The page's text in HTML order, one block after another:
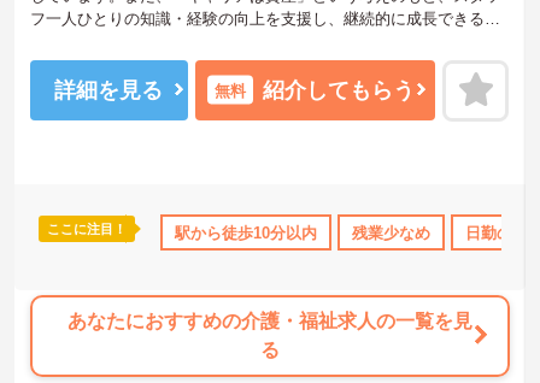
無資格OK 日勤のみ 年間休日110日以上 ブランクOK
フ一人ひとりの知識・経験の向上を支援し、継続的に成長できる環
ルフットケアを専門分野としており、重度の方や医療依存度の高い
ご利用者様にも安心してサービスを提供できる体制を整えていま
す。365日24時間対応のほか、在宅輸血管理、腹水穿刺管理、PD・
【研修制度】
■パーキンソン病の包括的ケアシステムの深化
SSPDに加えESDR(摂食嚥下リハビリテーション)、排便促進エクサ
サイズに関する知識・技術をリーダーよりスタッフヘレクチャーし
ております。今後、更に内容を深化させご利用者様および地域へ貢
詳細を見る 無料 紹介してもらう
ここに注目！ 駅から徒歩10分以内 残業少なめ 日勤のみ
あなたにおすすめの介護・福祉求人の一覧を見
る